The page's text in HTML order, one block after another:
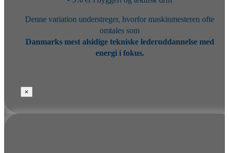
Denne variation understreger, hvorfor maskinmesteren ofte
omtales som
Danmarks mest alsidige tekniske lederuddannelse med
energi i fokus.
×